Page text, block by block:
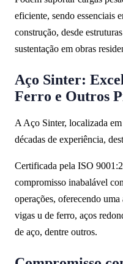
eficiente, sendo essenciais
construção, desde
sustentação em obras
Aço Sinter:
Ferro e Outros
A Aço Sinter, localizada
décadas de experiência,
Certificada pela ISO
compromisso inabalável
operações, oferecendo
vigas u de ferro, aços
de aço, dentre outros.